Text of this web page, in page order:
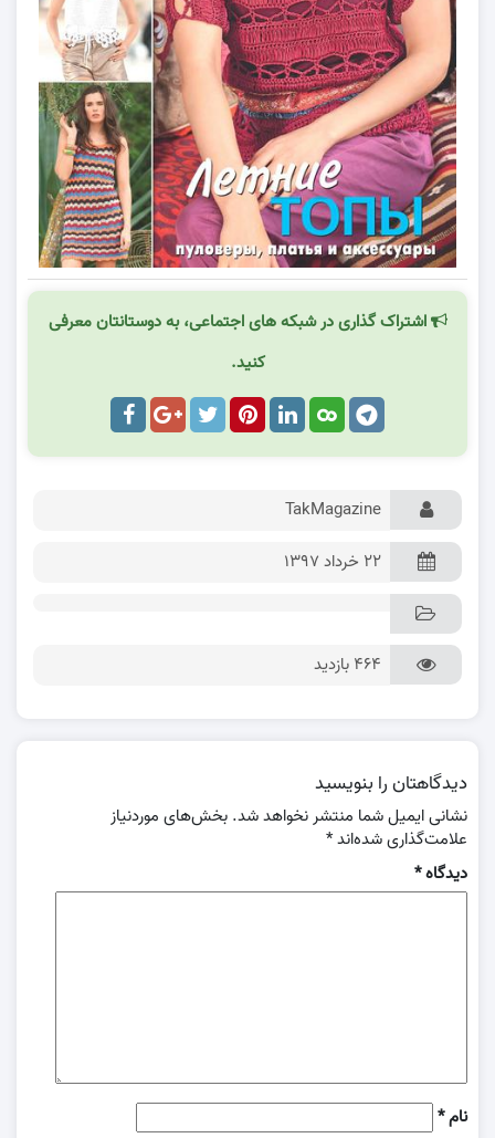
اشتراک گذاری در شبکه های اجتماعی، به دوستانتان معرفی
کنید.
TakMagazine
۲۲ خرداد ۱۳۹۷
464 بازدید
دیدگاهتان را بنویسید
نشانی ایمیل شما منتشر نخواهد شد. بخش‌های موردنیاز
علامت‌گذاری شده‌اند*
دیدگاه*
نام*